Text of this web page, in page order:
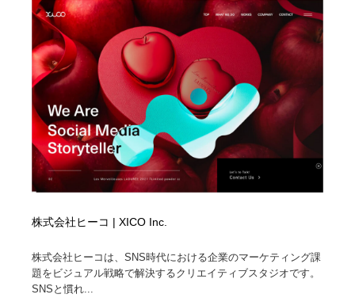
株式会社ヒーコ | XICO Inc.
株式会社ヒーコは、SNS時代における企業のマーケティング課
題をビジュアル戦略で解決するクリエイティブスタジオです。
SNSと慣れ...